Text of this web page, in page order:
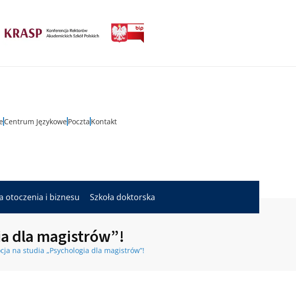
Centrum JęzykowePoczta Kontakt
otoczenia i biznesu Szkoła doktorska
dla magistrów”!
na studia „Psychologia dla magistrów”!